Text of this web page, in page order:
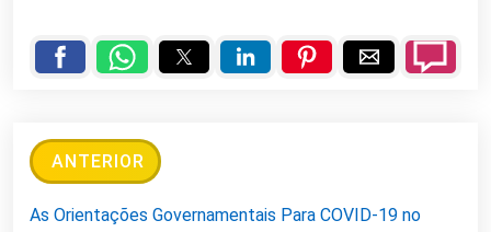
ANTERIOR
As Orientações Governamentais Para COVID-19 no